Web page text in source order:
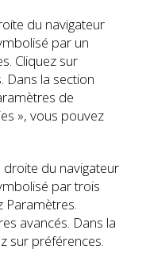
du navigateur
par un
Cliquez sur
Dans la section
de
», vous pouvez
droite du navigateur
par trois
Paramètres.
avancés. Dans la
sur préférences.